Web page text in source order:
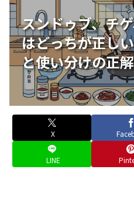
スンドゥブ、チ
はどっちが正し
と使い分けの正解
X
LINE